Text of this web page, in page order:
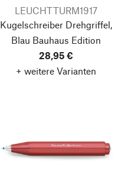
LEUCHTTURM1917
Kugelschreiber Drehgriffel,
Blau Bauhaus Edition
28,95 €
+ weitere Varianten